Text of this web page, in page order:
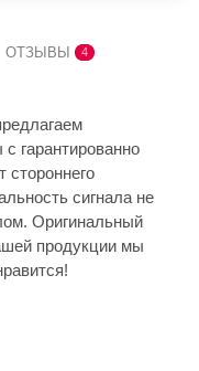
ОТЗЫВЫ 4
гарантированно
стороннего
сигнала не
Оригинальный
продукции мы